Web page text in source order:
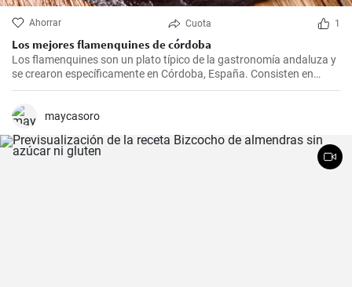
Ahorrar Cuota 1
Los mejores flamenquines de córdoba
Los flamenquines son un plato típico de la gastronomía andaluza y
se crearon específicamente en Córdoba, España. Consisten en
rollitos de jamón serrano y carne de cerdo empanados y fritos. Son
como tapas y son comúnmente acompañados con papas fritas y
mayonesa.
maycasoro